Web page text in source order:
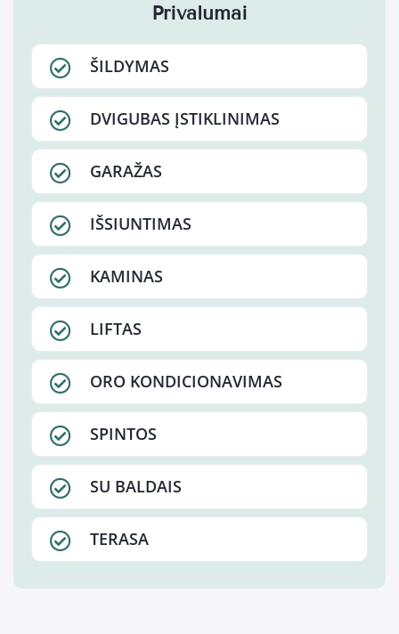
Privalumai
ŠILDYMAS
DVIGUBAS ĮSTIKLINIMAS
GARAŽAS
IŠSIUNTIMAS
KAMINAS
LIFTAS
ORO KONDICIONAVIMAS
SPINTOS
SU BALDAIS
TERASA